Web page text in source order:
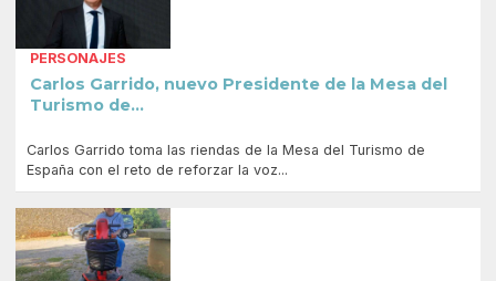
PERSONAJES
Carlos Garrido, nuevo Presidente de la Mesa del
Turismo de...
Carlos Garrido toma las riendas de la Mesa del Turismo de
España con el reto de reforzar la voz...